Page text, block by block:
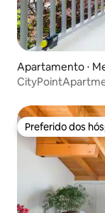
Apartamento ⋅
Preferido dos
Preferido dos